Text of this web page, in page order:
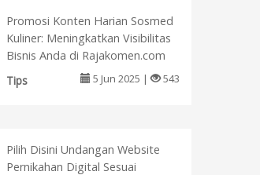
Promosi Konten Harian Sosmed
Kuliner: Meningkatkan Visibilitas
Bisnis Anda di Rajakomen.com
Tips
5 Jun 2025 | 543
Pilih Disini Undangan Website
Pernikahan Digital Sesuai